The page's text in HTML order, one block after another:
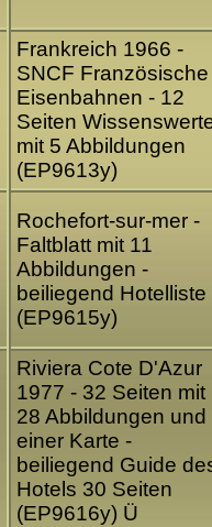
Frankreich 1966 -
SNCF Französische
Eisenbahnen - 12
Seiten
mit 5 Abbildungen
(EP9613y)
Rochefort-sur-mer -
Faltblatt mit 11
Abbildungen -
beiliegend Hotelliste
(EP9615y)
Riviera Cote D'Azur
1977 - 32 Seiten mit
28 Abbildungen und
einer Karte -
beiliegend Guide
Hotels 30 Seiten
(EP9616y) Ü